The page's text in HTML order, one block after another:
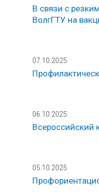
В связи с
ВолгГТУ на
07.10.2025
06.10.2025
Всероссийский
05.10.2025